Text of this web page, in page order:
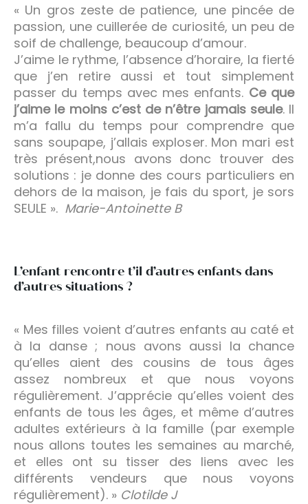
« Un gros zeste de patience, une pincée de
passion, une cuillerée de curiosité, un peu de
soif de challenge, beaucoup d’amour.
J’aime le rythme, l’absence d’horaire, la fierté
que j’en retire aussi et tout simplement
passer du temps avec mes enfants. Ce que
j’aime le moins c’est de n’être jamais seule. Il
m’a fallu du temps pour comprendre que
sans soupape, j’allais exploser. Mon mari est
très présent,nous avons donc trouver des
solutions : je donne des cours particuliers en
dehors de la maison, je fais du sport, je sors
SEULE ». Marie-Antoinette B
L’enfant rencontre t’il d’autres enfants dans
d’autres situations ?
« Mes filles voient d’autres enfants au caté et
à la danse ; nous avons aussi la chance
qu’elles aient des cousins de tous âges
assez nombreux et que nous voyons
régulièrement. J’apprécie qu’elles voient des
enfants de tous les âges, et même d’autres
adultes extérieurs à la famille (par exemple
nous allons toutes les semaines au marché,
et elles ont su tisser des liens avec les
différents vendeurs que nous voyons
régulièrement). » Clotilde J